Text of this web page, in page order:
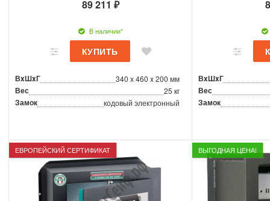
89 211 ₽
В наличии*
ВxШxГ 340 x 460 x 200 мм
Вес 25 кг
Замок кодовый электронный
ВxШxГ
Вес
Замок
ЕВРОПЕЙСКИЙ СЕРТИФИКАТ ВЫГОДНАЯ ЦЕНА!